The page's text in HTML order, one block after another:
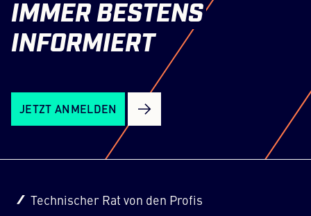
IMMER BESTENS
INFORMIERT
JETZT ANMELDEN
Technischer Rat von den Profis